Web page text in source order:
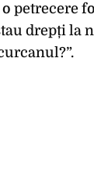
petrecere
drepți la